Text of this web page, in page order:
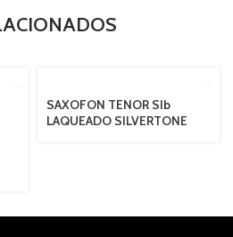
SAXOFON TENOR SIb
LAQUEADO SILVERTONE